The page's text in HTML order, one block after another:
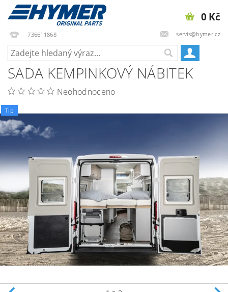
736611868 servis@hymer.cz
0 Kč
SADA KEMPINKOVÝ NÁBITEK
Neohodnoceno
Tip